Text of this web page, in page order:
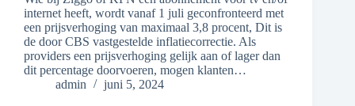
internet heeft, wordt vanaf 1 juli geconfronteerd met
een prijsverhoging van maximaal 3,8 procent, Dit is
de door CBS vastgestelde inflatiecorrectie. Als
providers een prijsverhoging gelijk aan of lager dan
dit percentage doorvoeren, mogen klanten…
admin
juni 5, 2024